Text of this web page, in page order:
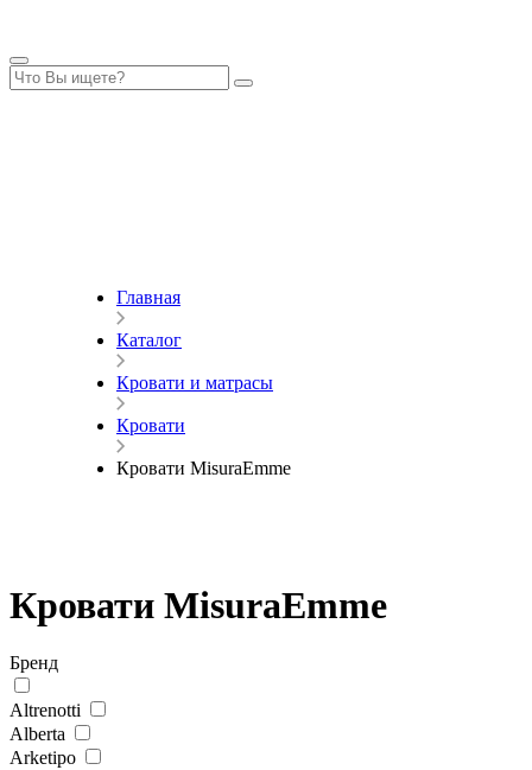
Главная
Каталог
Кровати и матрасы
Кровати
Кровати MisuraEmme
Кровати MisuraEmme
Бренд
Altrenotti
Alberta
Arketipo